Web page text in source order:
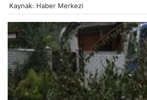
Kaynak: Haber Merkezi